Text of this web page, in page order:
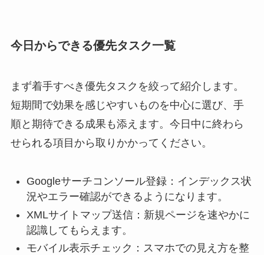
今日からできる優先タスク一覧
まず着手すべき優先タスクを絞って紹介します。
短期間で効果を感じやすいものを中心に選び、手
順と期待できる成果も添えます。今日中に終わら
せられる項目から取りかかってください。
Googleサーチコンソール登録：インデックス状
況やエラー確認ができるようになります。
XMLサイトマップ送信：新規ページを速やかに
認識してもらえます。
モバイル表示チェック：スマホでの見え方を整